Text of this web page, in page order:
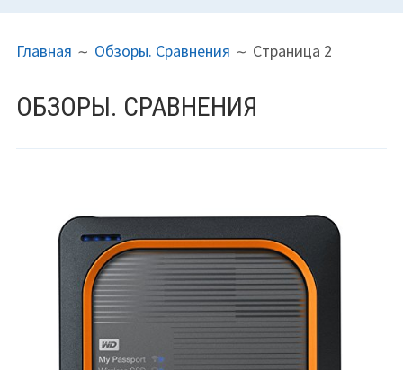
НА
(ХЛЕБНЫЕ
КРОШКИ)
Главная Обзоры. Сравнения Страница 2
ОБЗОРЫ. СРАВНЕНИЯ